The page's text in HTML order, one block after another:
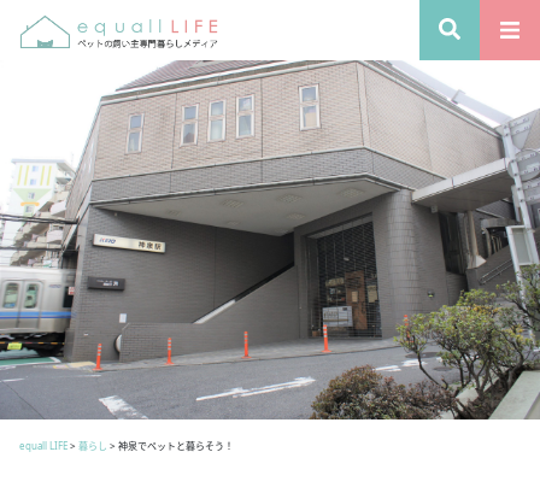
equall LIFE> 暮らし > 神泉でペットと暮らそう！